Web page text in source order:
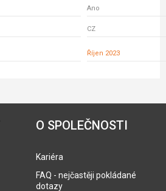
Ano
CZ
Říjen 2023
O SPOLEČNOSTI
Kariéra
FAQ - nejčastěji pokládané
dotazy